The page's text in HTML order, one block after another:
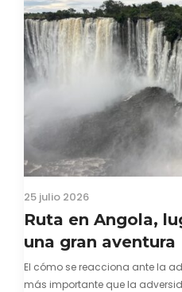
25 julio 2026
Ruta en Angola,
una gran aventura
El cómo se reacciona ante la
más importante que la